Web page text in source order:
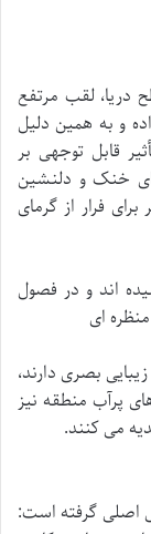
تا ۲۳۵۰ متر از سطح دریا، لقب مرتفع
و به همین دلیل
قابل توجهی بر
خنک و دلنشین
فرار از گرمای
اند و در فصول
ای
بصری دارند،
پرآب منطقه نیز
می کنند.
اصلی گرفته است: